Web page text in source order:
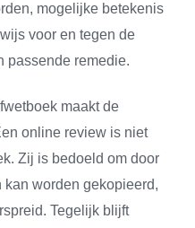
mogelijke betekenis
voor en tegen de
passende remedie.
maakt de
online review is niet
Zij is bedoeld om door
worden gekopieerd,
Tegelijk blijft